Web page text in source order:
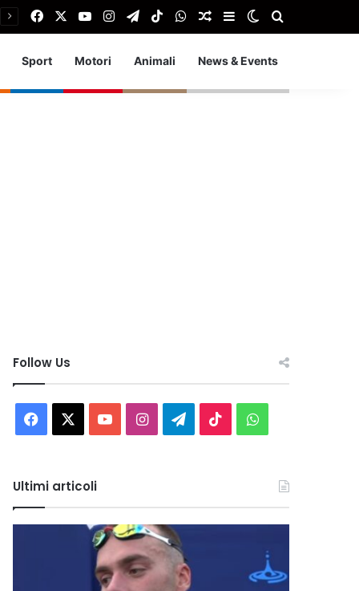
FacebookYou TubeInstagram
TelegramTikTokWhatsApp
Articolo Random
Barra laterale
Cambia aspetto
Sport Motori Animali News & Events
Follow Us
Facebook You InstagramTelegram
TikTokWhatsApp
Ultimi articoli